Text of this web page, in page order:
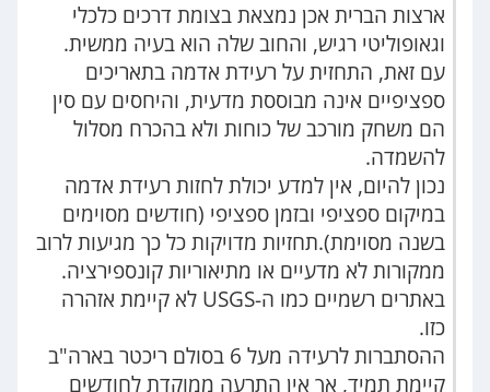
ארצות הברית אכן נמצאת בצומת דרכים כלכלי
וגאופוליטי רגיש, והחוב שלה הוא בעיה ממשית.
עם זאת, התחזית על רעידת אדמה בתאריכים
ספציפיים אינה מבוססת מדעית, והיחסים עם סין
הם משחק מורכב של כוחות ולא בהכרח מסלול
להשמדה.
נכון להיום, אין למדע יכולת לחזות רעידת אדמה
במיקום ספציפי ובזמן ספציפי (חודשים מסוימים
בשנה מסוימת).תחזיות מדויקות כל כך מגיעות לרוב
ממקורות לא מדעיים או מתיאוריות קונספירציה.
באתרים רשמיים כמו ה-USGS לא קיימת אזהרה
כזו.
ההסתברות לרעידה מעל 6 בסולם ריכטר בארה"ב
קיימת תמיד, אך אין התרעה ממוקדת לחודשים